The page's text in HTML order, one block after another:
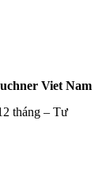
Viet Nam
tháng – Tư